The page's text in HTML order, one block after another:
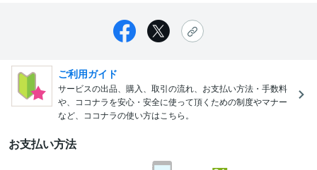
ご利用ガイド
サービスの出品、購入、取引の流れ、お支払い方法・手数料
や、ココナラを安心・安全に使って頂くための制度やマナー
など、ココナラの使い方はこちら。
お支払い方法